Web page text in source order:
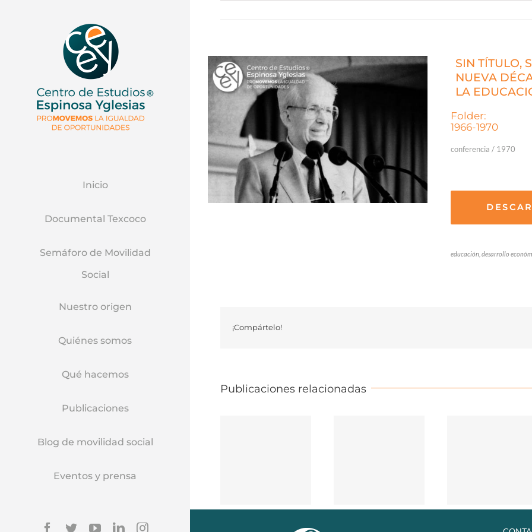
Inicio
Documental Texcoco
Semáforo de Movilidad
Social
Nuestro origen
Quiénes somos
Qué hacemos
Publicaciones
Blog de movilidad social
Eventos y prensa
Facebook
TwitterYouTubeLinkedinInstagram
SIN TÍTULO,
NUEVA
LA
Folder:
1966-1970
conferencia / 1970
educación, desarrollo
¡Compártelo!
Publicaciones relacionadas